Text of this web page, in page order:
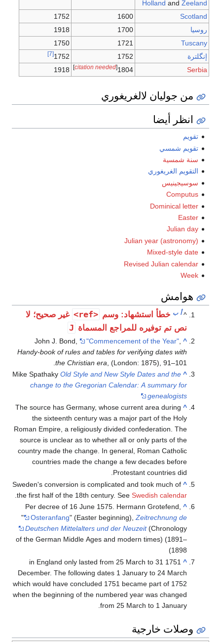
Holland andZeeland
Scotland
1600
1752
روسيا
1700
1918
Tuscany
1721
1750
إنگلترة
1752
1752
[7]
Serbia
1804
[
citation needed
]
1918
من جوليان لالغريغوري
انظر أيضا
تقويم
تقويم شمسي
سنة شمسية
التقويم الغريغوري
سوسيجينيس
Computus
Dominical letter
Easter
Julian day
Julian year (astronomy)
Mixed-style date
Revised Julian calendar
Week
هوامش
^أ ب خطأ استشهاد: وسم <ref>
غير صحيح؛ لا
نص تم توفيره للمراجع المسماة J
^
John J. Bond, "Commencement of the Year"
Handy-book of rules and tables for verifying dates with
the Christian era , (London: 1875), 91–101.
^
Mike SpathakyOld Style and New Style Dates and the
change to the Gregorian Calendar: A summary for
genealogists
^
The source has Germany, whose current area during
the sixteenth century was a major part of the Holy
Roman Empire, a religiously divided confederation. The
source is unclear as to whether all or only parts of the
country made the change. In general, Roman Catholic
countries made the change a few decades before
Protestant countries did.
^
Sweden's conversion is complicated and took much of
the first half of the 18th century. SeeSwedish calendar
.
^
Per decree of 16 June 1575. Hermann Grotefend,
"
Osteranfang" (Easter beginning),Zeitrechnung de
Deutschen Mittelalters und der Neuzeit(Chronology
of the German Middle Ages and modern times) (1891–
1898)
^
1751 in England only lasted from 25 March to 31
December. The following dates 1 January to 24 March
which would have concluded 1751 became part of 1752
when the beginning of the numbered year was changed
from 25 March to 1 January.
وصلات خارجية